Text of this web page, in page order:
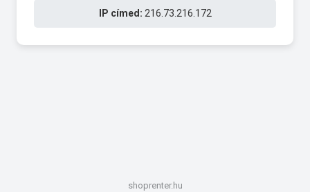
IP címed: 216.73.216.172
shoprenter.hu